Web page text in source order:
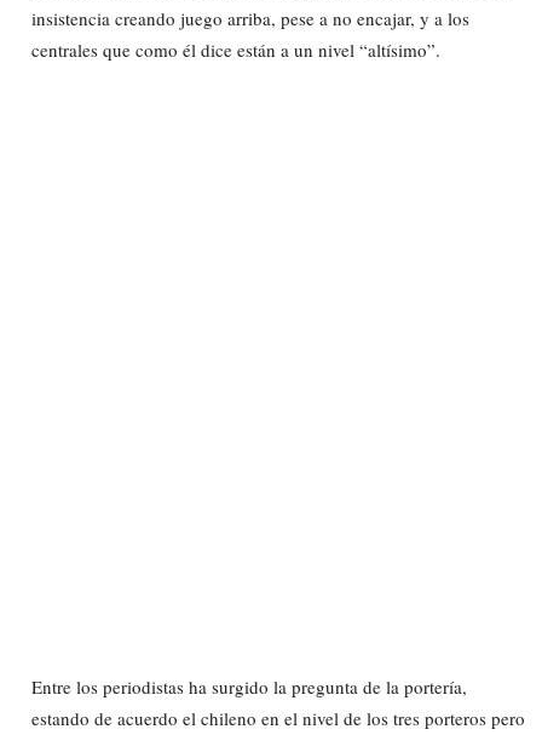
insistencia creando juego arriba, pese a no encajar, y a los
centrales que como él dice están a un nivel “altísimo”.
Entre los periodistas ha surgido la pregunta de la portería,
estando de acuerdo el chileno en el nivel de los tres porteros pero